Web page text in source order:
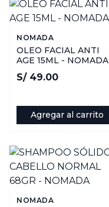
NOMADA
OLEO FACIAL ANTI
AGE 15ML - NOMADA
S/ 49.00
Agregar al carrito
NOMADA